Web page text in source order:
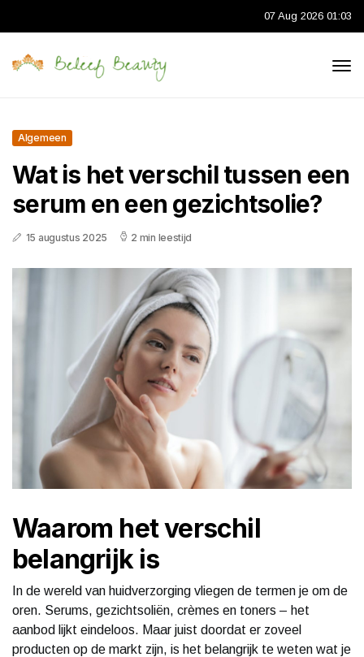
07 Aug 2026 01:03
Algemeen
Wat is het verschil tussen een
serum en een gezichtsolie?
15 augustus 2025 2 min leestijd
Waarom het verschil
belangrijk is
In de wereld van huidverzorging vliegen de termen je om de
oren. Serums, gezichtsoliën, crèmes en toners – het
aanbod lijkt eindeloos. Maar juist doordat er zoveel
producten op de markt zijn, is het belangrijk te weten wat je